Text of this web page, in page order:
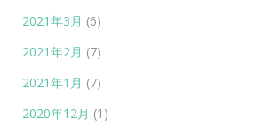
2021年3月 (6)
2021年2月 (7)
2021年1月 (7)
2020年12月 (1)